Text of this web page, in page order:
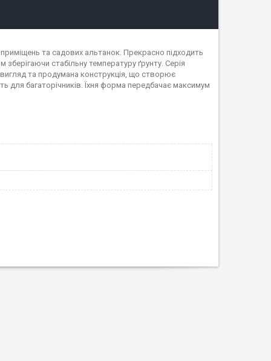
та садових альтанок. Прекрасно підходить
стабільну температуру ґрунту. Серія
вигляд та продумана конструкція, що створює
для багаторічників. Їхня форма передбачає максимум